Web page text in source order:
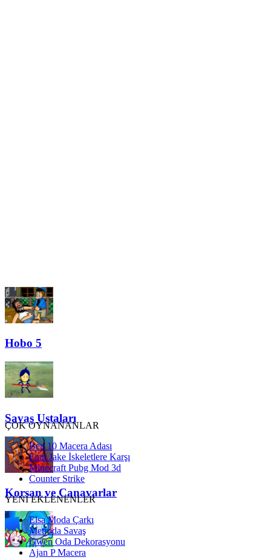
Hobo 5
Savaş Ustaları
Korsan ve Canavarlar
ÇOK OYNANANLAR
Ben 10 Macera Adası
Finn Jake İskeletlere Karşı
Minecraft Pubg Mod 3d
Counter Strike
YENİ EKLENENLER
Elsa Moda Çarkı
Metroda Savaş
Gwen Oda Dekorasyonu
Ajan P Macera